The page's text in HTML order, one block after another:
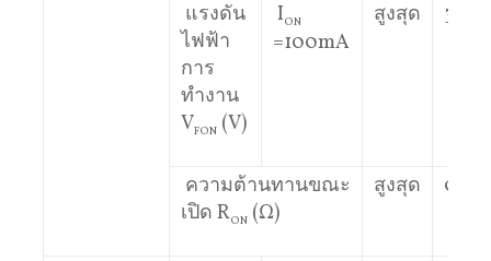
แรงดัน
ไฟฟ้า
การ
ทำงาน
VFON (V)
ION
=100mA
สูงสุด 3
ความต้านทานขณะ
เปิด RON (Ω)
สูงสุด 0.3